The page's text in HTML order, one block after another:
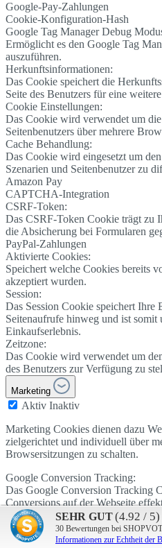
Google-Pay-Zahlungen
Cookie-Konfiguration-Hash
Google Tag Manager Debug
Ermöglicht es den Google Tag
auszuführen.
Herkunftsinformationen:
Das Cookie speichert die
Seite des Benutzers für eine
Cookie Einstellungen:
Das Cookie wird verwendet um
Seitenbenutzers über mehrere
Cache Behandlung:
Das Cookie wird eingesetzt um
Szenarien und Seitenbenutzer zu
Amazon Pay
CAPTCHA-Integration
CSRF-Token:
Das CSRF-Token Cookie trägt zu
die Absicherung bei Formularen
PayPal-Zahlungen
Aktivierte Cookies:
Speichert welche Cookies bereits
akzeptiert wurden.
Session:
Das Session Cookie speichert Ihre
Seitenaufrufe hinweg und ist
Einkaufserlebnis.
Zeitzone:
Das Cookie wird verwendet um
des Benutzers zur Verfügung zu
Marketing
Aktiv Inaktiv
Marketing Cookies dienen dazu
zielgerichtet und individuell über
Browsersitzungen zu schalten.
Google Conversion Tracking:
Das Google Conversion Tracking
Conversions auf der Webseite
Informationen werden vom
AdWords Kampagnen gezielt
Aktiv
Inaktiv
SEHR GUT(4.92 / 5)
30 Bewertungen bei
Informationen zur Echtheit der